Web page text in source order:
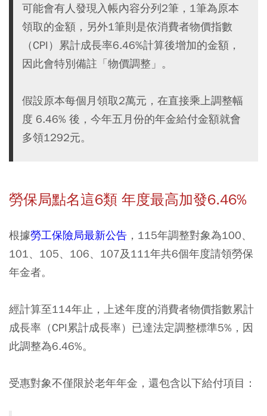
可能會有人發現入帳內容分列2筆，1筆為原本
領取的金額，另外1筆則是依消費者物價指數
（CPI）累計成長率6.46%計算後增加的金額，
因此會特別備註「物價調整」。
假設原本每個月領取2萬元，在直接乘上調整幅
度 6.46% 後，今年五月份的年金給付金額就會
多領1292元。
勞保局點名這6類 年度最高加發6.46%
根據勞工保險局最新公告 ，115年調整對象為100、
101、105、106、107及111年共6個年度請領勞保
年金者。
經計算至114年止，上述年度的消費者物價指數累計
成長率（CPI累計成長率）已達法定調整標準5%，因
此調整為6.46%。
受惠對象不僅限於老年年金，還包含以下給付項目：